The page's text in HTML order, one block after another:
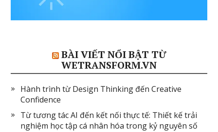
BÀI VIẾT NỔI BẬT TỪ
WETRANSFORM.VN
Hành trình từ Design Thinking đến Creative
Confidence
Từ tương tác AI đến kết nối thực tế: Thiết kế trải
nghiệm học tập cá nhân hóa trong kỷ nguyên số